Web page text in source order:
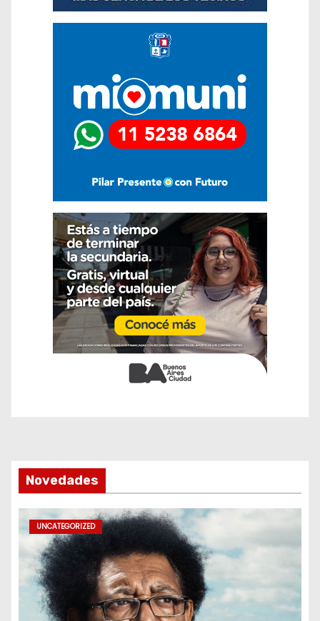
Novedades
UNCATEGORIZED